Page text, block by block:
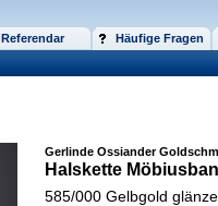
Referendar Häufige Fragen
Gerlinde Ossiander
Halskette
585/000 Gelbgold